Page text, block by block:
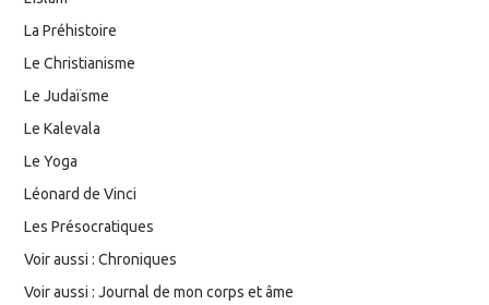
La Préhistoire
Le Christianisme
Le Judaïsme
Le Kalevala
Le Yoga
Léonard de Vinci
Les Présocratiques
Voir aussi : Chroniques
Voir aussi : Journal de mon corps et âme